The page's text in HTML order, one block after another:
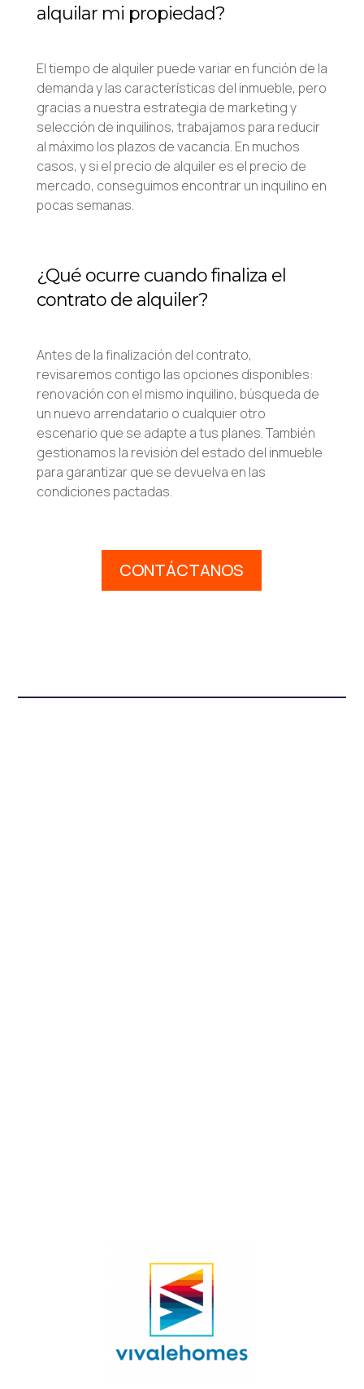
alquilar mi propiedad?
El tiempo de alquiler puede variar en función de la
demanda y las características del inmueble, pero
gracias a nuestra estrategia de marketing y
selección de inquilinos, trabajamos para reducir
al máximo los plazos de vacancia. En muchos
casos, y si el precio de alquiler es el precio de
mercado, conseguimos encontrar un inquilino en
pocas semanas.
¿Qué ocurre cuando finaliza el
contrato de alquiler?
Antes de la finalización del contrato,
revisaremos contigo las opciones disponibles:
renovación con el mismo inquilino, búsqueda de
un nuevo arrendatario o cualquier otro
escenario que se adapte a tus planes. También
gestionamos la revisión del estado del inmueble
para garantizar que se devuelva en las
condiciones pactadas.
CONTÁCTANOS